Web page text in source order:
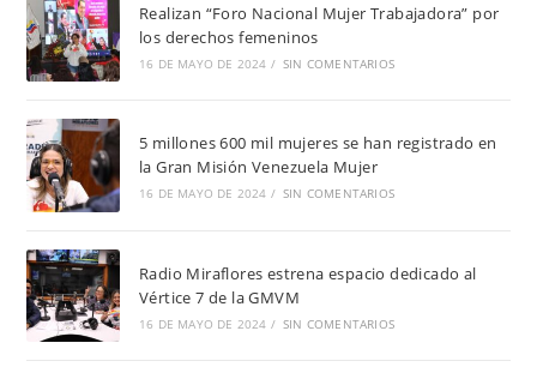
Realizan “Foro Nacional Mujer Trabajadora” por
los derechos femeninos
16 DE MAYO DE 2024 / SIN COMENTARIOS
5 millones 600 mil mujeres se han registrado en
la Gran Misión Venezuela Mujer
16 DE MAYO DE 2024 / SIN COMENTARIOS
Radio Miraflores estrena espacio dedicado al
Vértice 7 de la GMVM
16 DE MAYO DE 2024 / SIN COMENTARIOS